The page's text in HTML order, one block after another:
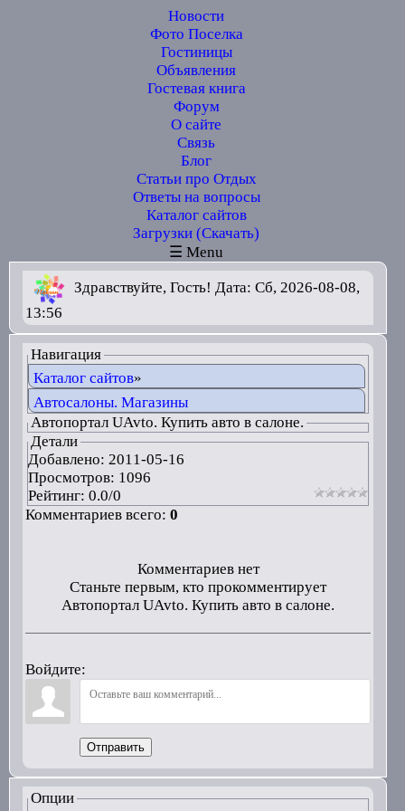
Новости
Фото Поселка
Гостиницы
Объявления
Гостевая книга
Форум
О сайте
Связь
Блог
Статьи про Отдых
Ответы на вопросы
Каталог сайтов
Загрузки (Скачать)
☰ Menu
Здравствуйте, Гость! Дата: Сб, 2026-08-08,
13:56
Навигация
Каталог сайтов»
Автосалоны. Магазины
Автопортал UAvto. Купить авто в салоне.
Детали
Добавлено: 2011-05-16
Просмотров: 1096
Рейтинг: 0.0/0
Комментариев всего: 0
Комментариев нет
Станьте первым, кто прокомментирует
Автопортал UAvto. Купить авто в салоне.
Войдите:
Отправить
Опции